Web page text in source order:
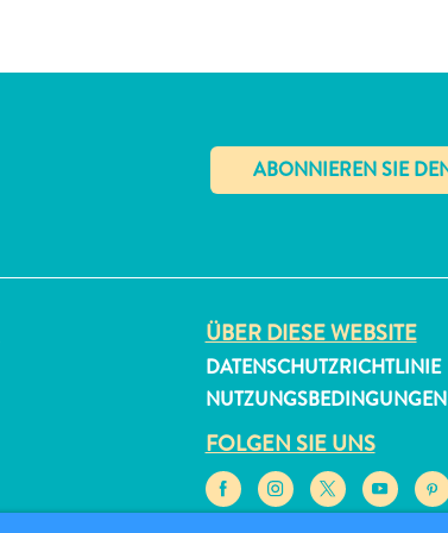
ÜBER DIESE WEBSITE
DATENSCHUTZRICHTLINIE
NUTZUNGSBEDINGUNGEN
FOLGEN SIE UNS